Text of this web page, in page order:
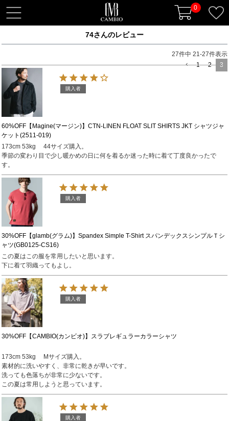
0
t
o
l
n
a
v
i
g
a
t
i
n
74さんのレビュー
27件中 21-27件表示
1
2 3
60%OFF【Magine(マージン)】CTN-LINEN FLOAT SLIT SHIRTS JKT シャツジャ
ケット(2511-019)
購入者
173cm 53kg 　44サイズ購入。
季節の変わり目で少し暖かめの日に何を着るか迷った時に着て丁度良かったで
す。
30%OFF【glamb(グラム)】Spandex Simple T-Shirt スパンデックスシンプルＴシ
ャツ(GB0125-CS16)
購入者
この夏はこの服を常用したいと思います。
下に着て羽織ってもよし。
30%OFF【CAMBIO(カンビオ)】スラブレギュラーカラーシャツ
購入者
173cm 53kg 　Mサイズ購入。
素材的に洗いやすく、非常に乾きが早いです。
洗っても色落ちが非常に少ないです。
この夏は常用しようと思っています。
購入者